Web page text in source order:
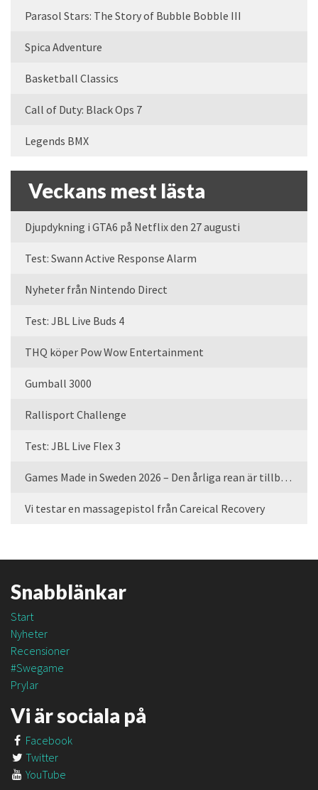
Parasol Stars: The Story of Bubble Bobble III
Spica Adventure
Basketball Classics
Call of Duty: Black Ops 7
Legends BMX
Veckans mest lästa
Djupdykning i GTA6 på Netflix den 27 augusti
Test: Swann Active Response Alarm
Nyheter från Nintendo Direct
Test: JBL Live Buds 4
THQ köper Pow Wow Entertainment
Gumball 3000
Rallisport Challenge
Test: JBL Live Flex 3
Games Made in Sweden 2026 – Den årliga rean är tillbaka
Vi testar en massagepistol från Careical Recovery
Snabblänkar
Start
Nyheter
Recensioner
#Swegame
Prylar
Vi är sociala på
Facebook
Twitter
YouTube